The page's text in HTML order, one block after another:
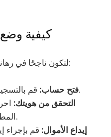
كيفية
لتكون ناجحًا في رهاناتك، إليك خطوات يجب اتباعها:
فتح حساب:قم بالتسجيل في منصة رهان موثوقة.
التحقق من هويتك:
المطلوبة لضمان أمان حسابك.
إيداع الأموال: قم بإجراء